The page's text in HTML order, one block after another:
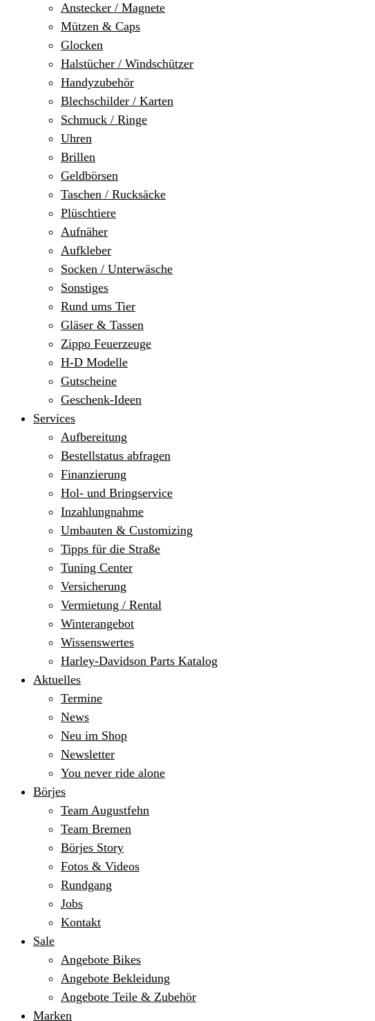
Anstecker / Magnete
Mützen & Caps
Glocken
Halstücher / Windschützer
Handyzubehör
Blechschilder / Karten
Schmuck / Ringe
Uhren
Brillen
Geldbörsen
Taschen / Rucksäcke
Plüschtiere
Aufnäher
Aufkleber
Socken / Unterwäsche
Sonstiges
Rund ums Tier
Gläser & Tassen
Zippo Feuerzeuge
H-D Modelle
Gutscheine
Geschenk-Ideen
Services
Aufbereitung
Bestellstatus abfragen
Finanzierung
Hol- und Bringservice
Inzahlungnahme
Umbauten & Customizing
Tipps für die Straße
Tuning Center
Versicherung
Vermietung / Rental
Winterangebot
Wissenswertes
Harley-Davidson Parts Katalog
Aktuelles
Termine
News
Neu im Shop
Newsletter
You never ride alone
Börjes
Team Augustfehn
Team Bremen
Börjes Story
Fotos & Videos
Rundgang
Jobs
Kontakt
Sale
Angebote Bikes
Angebote Bekleidung
Angebote Teile & Zubehör
Marken